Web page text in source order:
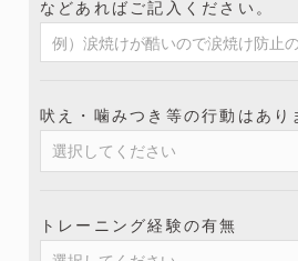
などあればご記入ください。
吠え・噛みつき等の行動はあり
トレーニング経験の有無